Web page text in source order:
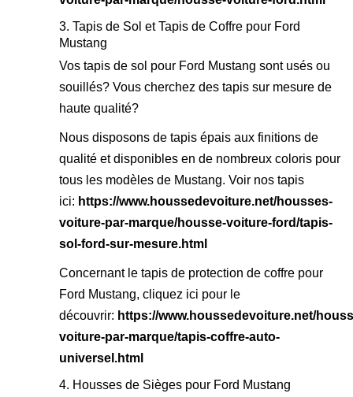
3. Tapis de Sol et Tapis de Coffre pour Ford
Mustang
Vos tapis de sol pour Ford Mustang sont usés ou
souillés? Vous cherchez des tapis sur mesure de
haute qualité?
Nous disposons de tapis épais aux finitions de
qualité et disponibles en de nombreux coloris pour
tous les modèles de Mustang. Voir nos tapis
ici: https://www.houssedevoiture.net/housses-
voiture-par-marque/housse-voiture-ford/tapis-
sol-ford-sur-mesure.html
Concernant le tapis de protection de coffre pour
Ford Mustang, cliquez ici pour le
découvrir: https://www.houssedevoiture.net/
voiture-par-marque/tapis-coffre-auto-
universel.html
4. Housses de Sièges pour Ford Mustang